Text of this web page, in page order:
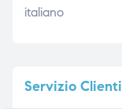
italiano
ServizioClienti